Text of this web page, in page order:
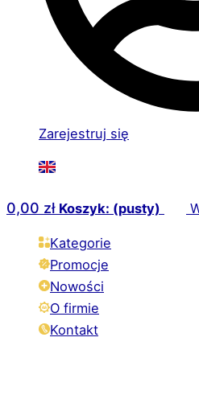
Zarejestruj się
0,00 zł Koszyk: (pusty)
Kategorie
Promocje
Nowości
O firmie
Kontakt